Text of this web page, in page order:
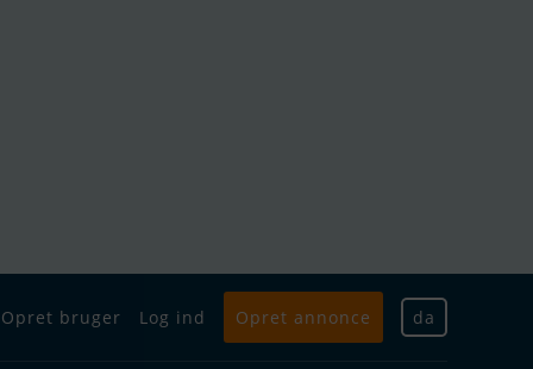
Opret bruger Log ind Opret annonce da